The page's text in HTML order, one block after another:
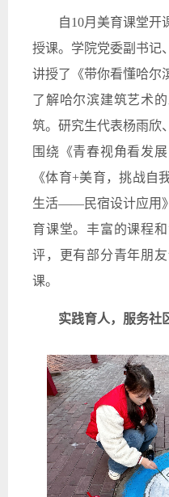
自10月美育课堂开
授课。学院党委副书记
讲授了《带你看懂哈尔
了解哈尔滨建筑艺术
筑。研究生代表杨雨欣
围绕《青春视角看发
《体育+美育，挑战自
生活——民宿设计应用
育课堂。丰富的课程
评，更有部分青年朋
课。
实践育人，服务社